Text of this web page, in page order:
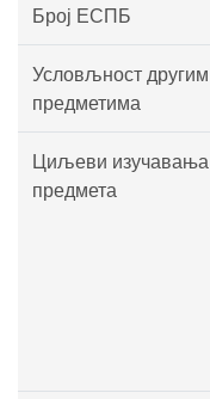
Број ЕСПБ
Условљност другим
предметима
Циљеви изучавања
предмета